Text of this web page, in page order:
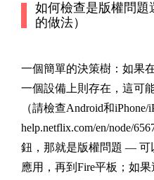
如何檢查是版權問題
的做法）
一個簡單的決策樹：如果
一個設備上則存在，這可
（請檢查Android和
help.netflix.com/en/node/
鈕，那就是版權問題 — 可
應用，再到Fire平板；如